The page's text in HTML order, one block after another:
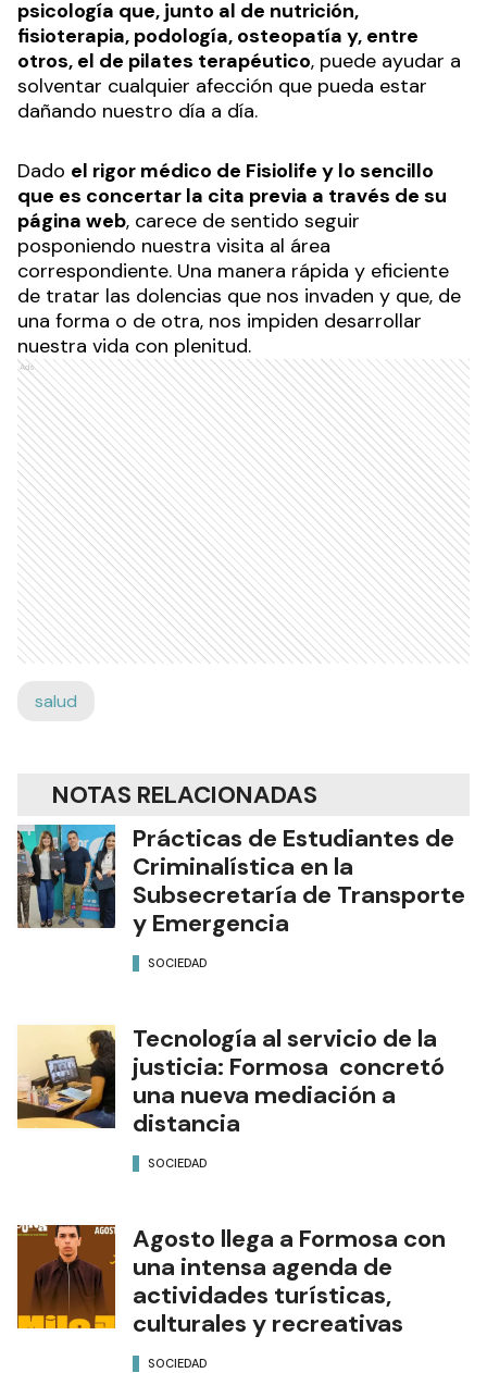
psicología que, junto al de nutrición,
fisioterapia, podología, osteopatía y, entre
otros, el de pilates terapéutico, puede ayudar a
solventar cualquier afección que pueda estar
dañando nuestro día a día.
Dado el rigor médico de Fisiolife y lo sencillo
que es concertar la cita previa a través de su
página web, carece de sentido seguir
posponiendo nuestra visita al área
correspondiente. Una manera rápida y eficiente
de tratar las dolencias que nos invaden y que, de
una forma o de otra, nos impiden desarrollar
nuestra vida con plenitud.
Ads
salud
NOTAS RELACIONADAS
Prácticas de Estudiantes de
Criminalística en la
Subsecretaría de Transporte
y Emergencia
SOCIEDAD
Tecnología al servicio de la
justicia: Formosa concretó
una nueva mediación a
distancia
SOCIEDAD
Agosto llega a Formosa con
una intensa agenda de
actividades turísticas,
culturales y recreativas
SOCIEDAD